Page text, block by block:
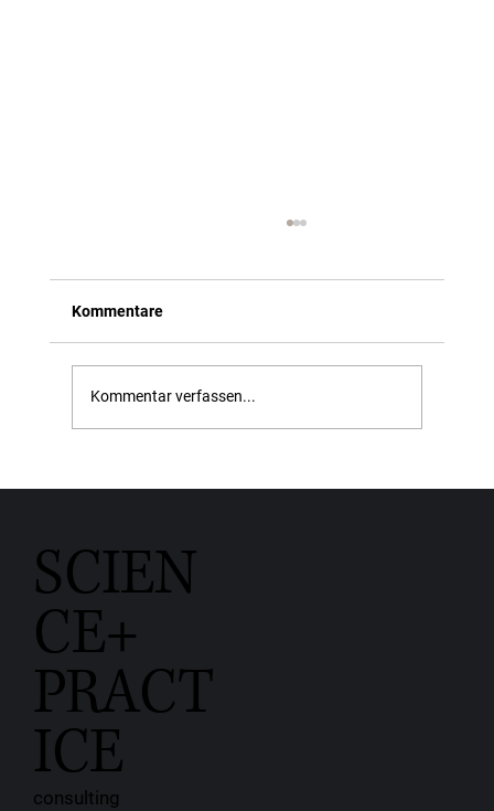
Kommentare
Kommentar verfassen...
SCIEN
CE+
PRACT
ICE
consulting